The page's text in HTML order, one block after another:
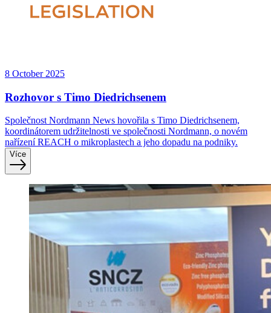
8 October 2025
Rozhovor s Timo Diedrichsenem
Společnost Nordmann News hovořila s Timo Diedrichsenem,
koordinátorem udržitelnosti ve společnosti Nordmann, o novém
nařízení REACH o mikroplastech a jeho dopadu na podniky.
Více